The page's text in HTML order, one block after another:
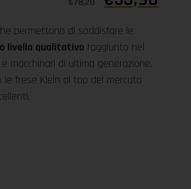
permettono di soddisfare le
livello qualitativo raggiunto nel
macchinari di ultima generazione.
frese Klein al top del mercato